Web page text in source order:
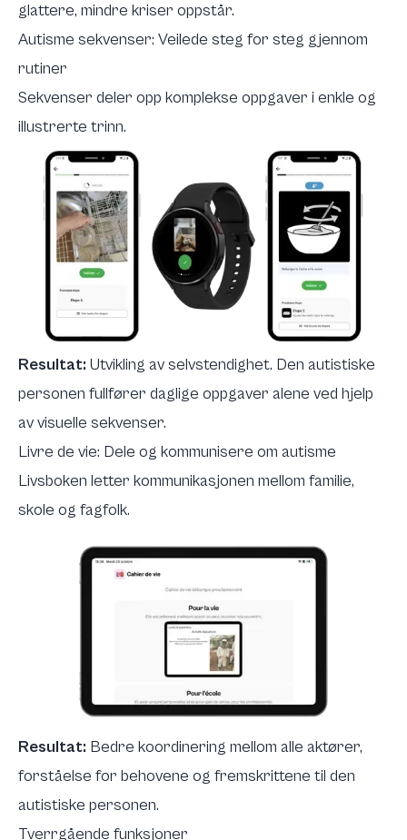
glattere, mindre kriser oppstår.
Autisme sekvenser: Veilede steg for steg gjennom
rutiner
Sekvenser deler opp komplekse oppgaver i enkle og
illustrerte trinn.
Resultat: Utvikling av selvstendighet. Den autistiske
personen fullfører daglige oppgaver alene ved hjelp
av visuelle sekvenser.
Livre de vie: Dele og kommunisere om autisme
Livsboken letter kommunikasjonen mellom familie,
skole og fagfolk.
Resultat: Bedre koordinering mellom alle aktører,
forståelse for behovene og fremskrittene til den
autistiske personen.
Tverrgående funksjoner